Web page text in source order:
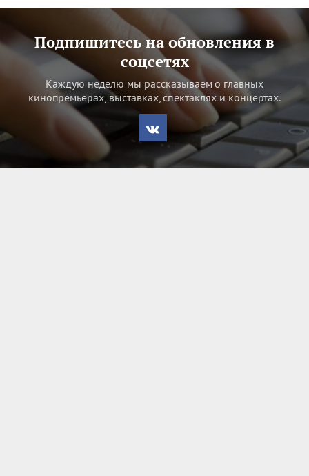
Подпишитесь на обновления в
соцсетях
Каждую неделю мы рассказываем о главных
кинопремьерах, выставках, спектаклях и концертах.